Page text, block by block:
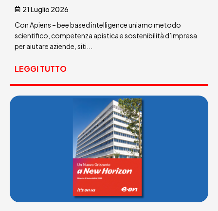
21 Luglio 2026
Con Apiens – bee based intelligence uniamo metodo
scientifico, competenza apistica e sostenibilità d’impresa
per aiutare aziende, siti...
LEGGI TUTTO